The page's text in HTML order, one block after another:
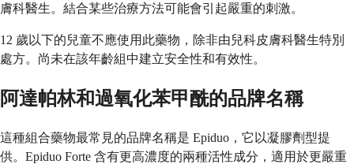
膚科醫生。結合某些治療方法可能會引起嚴重的刺激。
12 歲以下的兒童不應使用此藥物，除非由兒科皮膚科醫生特別
處方。尚未在該年齡組中建立安全性和有效性。
阿達帕林和過氧化苯甲酰的品牌名稱
這種組合藥物最常見的品牌名稱是 Epiduo，它以凝膠劑型提
供。Epiduo Forte 含有更高濃度的兩種活性成分，適用於更嚴重